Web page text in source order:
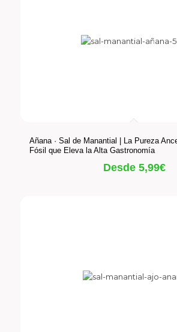
Añana · Sal de Manantial | La Pureza
Fósil que Eleva la Alta Gastronomía
Desde 5,99€